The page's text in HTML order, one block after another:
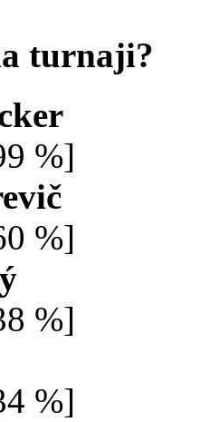
turnaji?
%]
%]
%]
%]